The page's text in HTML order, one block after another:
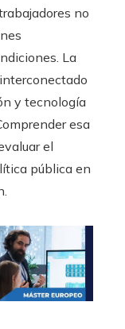
no
La
y tecnología
esa
el
pública en